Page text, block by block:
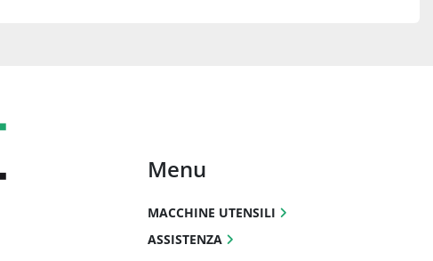
Menu
MACCHINE UTENSILI
ASSISTENZA